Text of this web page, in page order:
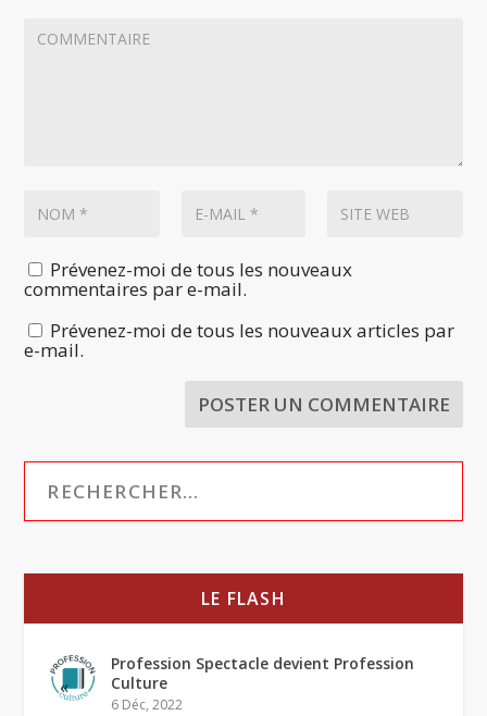
Prévenez-moi de tous les nouveaux
commentaires par e-mail.
Prévenez-moi de tous les nouveaux articles par
e-mail.
LE FLASH
Profession Spectacle devient Profession
Culture
6 Déc, 2022